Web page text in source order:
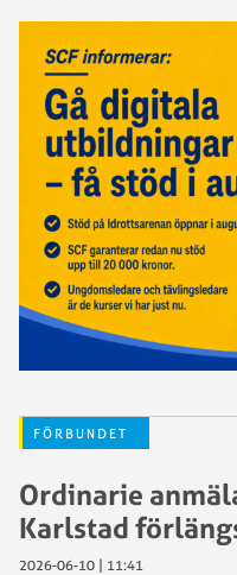
FÖRBUNDET
Ordinarie
Karlstad
2026-06-10 | 11:41